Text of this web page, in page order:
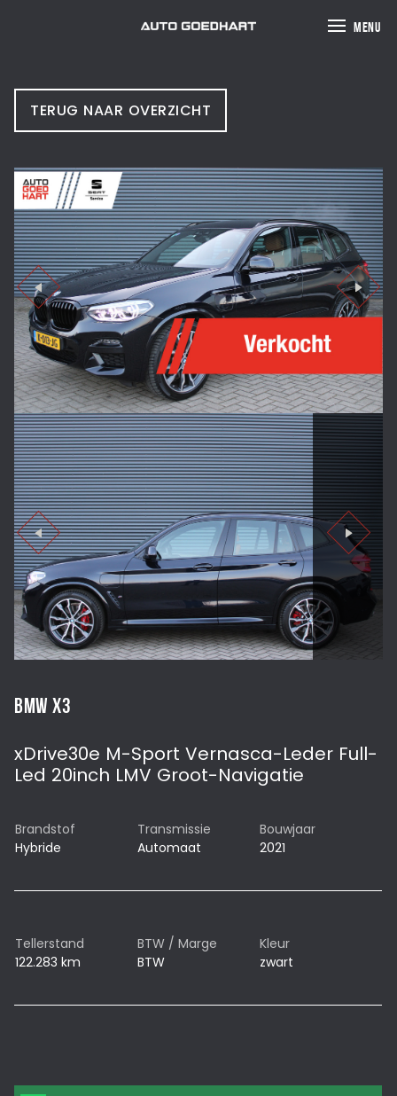
MENU
TERUG NAAR OVERZICHT
BMW X3
xDrive30e M-Sport Vernasca-Leder Full-
Led 20inch LMV Groot-Navigatie
Brandstof
Hybride
Transmissie
Automaat
Bouwjaar
2021
Tellerstand
122.283 km
BTW / Marge
BTW
Kleur
zwart